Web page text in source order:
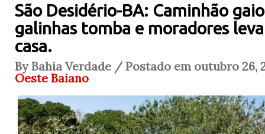
São Desidério-BA: Caminhão
galinhas tomba e moradores
casa.
By Bahia Verdade / Postado em outubro 26,
Oeste Baiano